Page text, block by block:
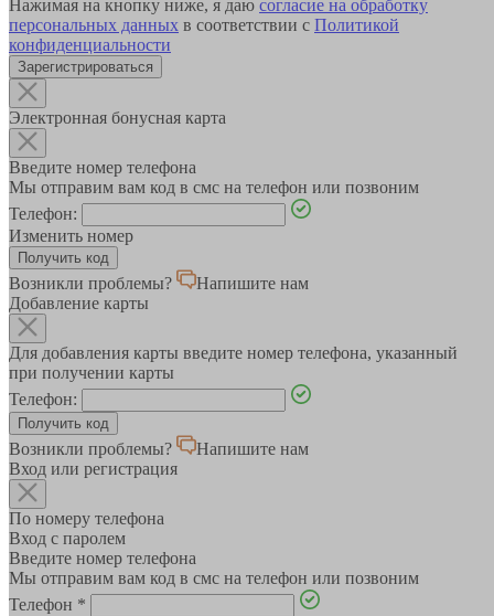
Нажимая на кнопку ниже, я даю согласие на обработку
персональных данных в соответствии с Политикой
конфиденциальности
Зарегистрироваться
Электронная бонусная карта
Введите номер телефона
Мы отправим вам код в смс на телефон или позвоним
Телефон:
Изменить номер
Возникли проблемы?
Напишите нам
Добавление карты
Для добавления карты введите номер телефона, указанный
при получении карты
Телефон:
Возникли проблемы?
Напишите нам
Вход или регистрация
По номеру телефона
Вход с паролем
Введите номер телефона
Мы отправим вам код в смс на телефон или позвоним
Телефон *